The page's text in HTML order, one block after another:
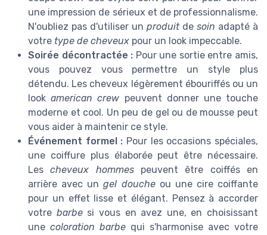
une impression de sérieux et de professionnalisme.
N'oubliez pas d'utiliser un produitde soin adapté à
votre type de cheveux pour un look impeccable.
Soirée décontractée : Pour une sortie entre amis,
vous pouvez vous permettre un style plus
détendu. Les cheveux légèrement ébouriffés ou un
lookamerican crew peuvent donner une touche
moderne et cool. Un peu de gel ou de mousse peut
vous aider à maintenir ce style.
Événement formel : Pour les occasions spéciales,
une coiffure plus élaborée peut être nécessaire.
Lescheveux hommespeuvent être coiffés en
arrière avec ungel doucheou une cire coiffante
pour un effet lisse et élégant. Pensez à accorder
votre barbesi vous en avez une, en choisissant
une coloration barbe qui s'harmonise avec votre